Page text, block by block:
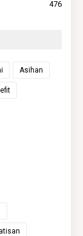
476
Asihan